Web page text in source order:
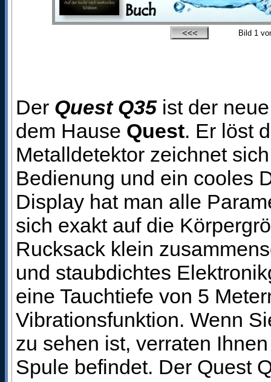
Bild 1
Der Quest Q35ist der
dem Hause Quest. Er löst
Metalldetektor zeichnet
Bedienung und ein cooles
Display hat man alle
sich exakt auf die
Rucksack klein
und staubdichtes
eine Tauchtiefe von 5
Vibrationsfunktion. Wenn
zu sehen ist, verraten
Spule befindet. Der Quest